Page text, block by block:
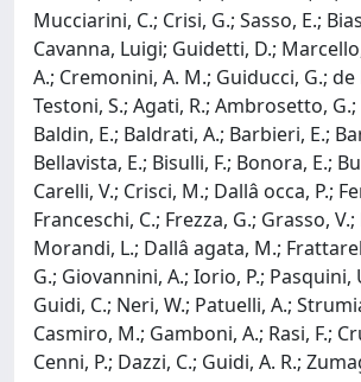
Mucciarini, C.; Crisi, G.; Sasso, E.;
Cavanna, Luigi; Guidetti, D.;
A.; Cremonini, A. M.; Guiducci, G.; de
Testoni, S.; Agati, R.; Ambrosetto, G.;
Baldin, E.; Baldrati, A.; Barbieri, E.;
Bellavista, E.; Bisulli, F.; Bonora, E.;
Carelli, V.; Crisci, M.; Dallâ occa, P.;
Franceschi, C.; Frezza, G.; Grasso,
Morandi, L.; Dallâ agata, M.;
G.; Giovannini, A.; Iorio, P.; Pasquini,
Guidi, C.; Neri, W.; Patuelli, A.;
Casmiro, M.; Gamboni, A.; Rasi, F.;
Cenni, P.; Dazzi, C.; Guidi, A. R.;